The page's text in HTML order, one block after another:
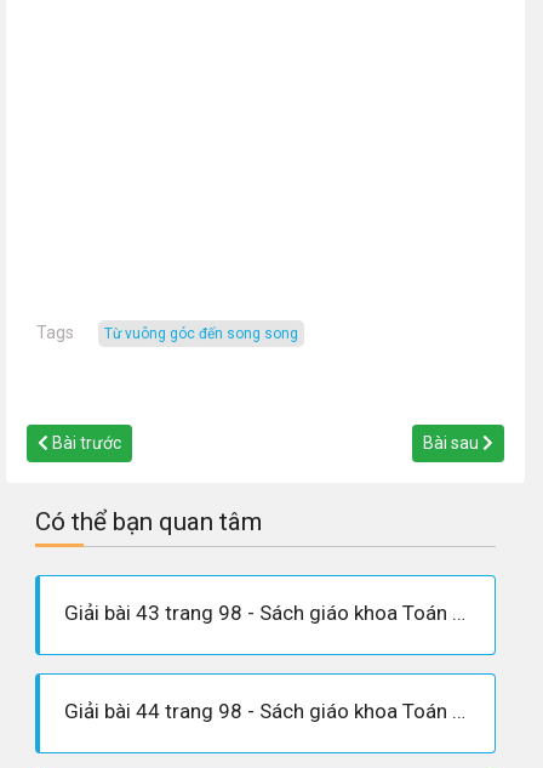
Tags từ vuông góc đến song song
Bài trước Bài sau
Có thể bạn quan tâm
Giải bài 43 trang 98 - Sách giáo khoa Toán 7 tập 1
Giải bài 44 trang 98 - Sách giáo khoa Toán 7 tập 1